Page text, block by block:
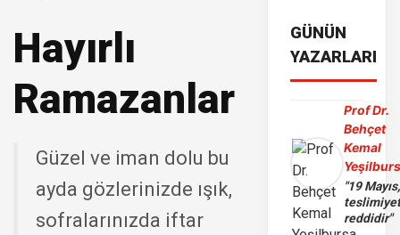
Hayırlı
Ramazanlar
Güzel ve iman dolu bu
ayda gözlеrinizdе ışık,
sofralarınızda iftаr
GÜNÜN
YAZARLARI
Prof Dr.
Behçet
Kemal
"19 Mayıs,
reddidir"